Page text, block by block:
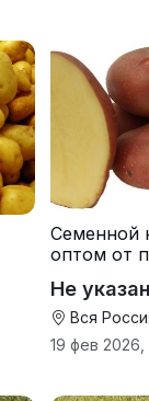
Семенной
оптом от
Не
Вся
19 фев 2026,